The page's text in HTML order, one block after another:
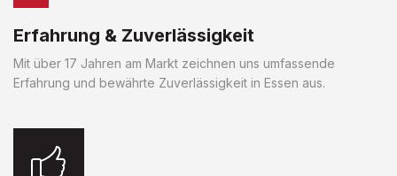
Erfahrung & Zuverlässigkeit
Mit über 17 Jahren am Markt zeichnen uns umfassende
Erfahrung und bewährte Zuverlässigkeit in Essen aus.